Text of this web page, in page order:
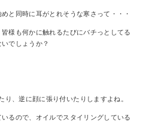
と同時に耳がとれそうな寒さって・・・
様も何かに触れるたびにバチっとしてる
でしょうか？
、逆に顔に張り付いたりしますよね。
るので、オイルでスタイリングしている